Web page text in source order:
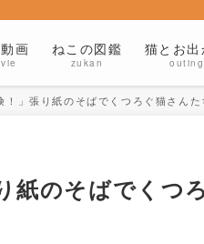
画 ねこの図鑑
zukan
猫とお出
outing
！」張り紙のそばでくつろぐ猫さん
紙のそばでくつ